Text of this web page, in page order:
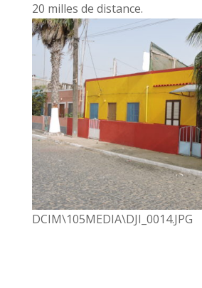
20 milles de distance.
DCIM\105MEDIA\DJI_0014.JPG